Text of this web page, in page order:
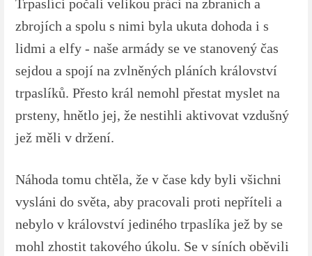
Trpaslíci počali velikou práci na zbraních a
zbrojích a spolu s nimi byla ukuta dohoda i s
lidmi a elfy - naše armády se ve stanovený čas
sejdou a spojí na zvlněných pláních království
trpaslíků. Přesto král nemohl přestat myslet na
prsteny, hnětlo jej, že nestihli aktivovat vzdušný
jež měli v držení.
Náhoda tomu chtěla, že v čase kdy byli všichni
vysláni do světa, aby pracovali proti nepříteli a
nebylo v království jediného trpaslíka jež by se
mohl zhostit takového úkolu. Se v síních oběvili